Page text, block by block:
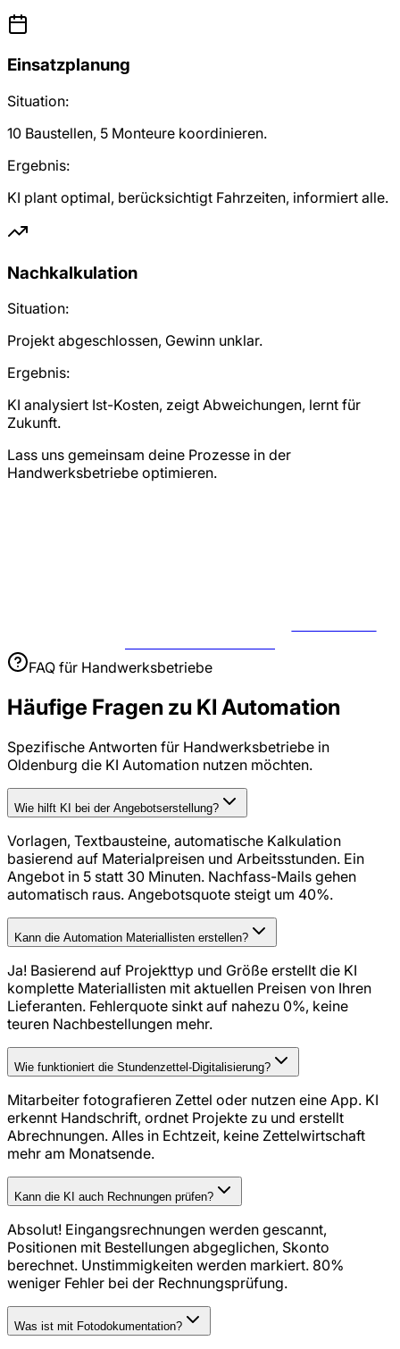
Einsatzplanung
Situation:
10 Baustellen, 5 Monteure koordinieren.
Ergebnis:
KI plant optimal, berücksichtigt Fahrzeiten, informiert alle.
Nachkalkulation
Situation:
Projekt abgeschlossen, Gewinn unklar.
Ergebnis:
KI analysiert Ist-Kosten, zeigt Abweichungen, lernt für
Zukunft.
Lass uns gemeinsam deine Prozesse in der
Handwerksbetriebe optimieren.
FAQ für Handwerksbetriebe
Häufige Fragen zu KI Automation
Spezifische Antworten für Handwerksbetriebe in
Oldenburg die KI Automation nutzen möchten.
Wie hilft KI bei der Angebotserstellung?
Vorlagen, Textbausteine, automatische Kalkulation
basierend auf Materialpreisen und Arbeitsstunden. Ein
Angebot in 5 statt 30 Minuten. Nachfass-Mails gehen
automatisch raus. Angebotsquote steigt um 40%.
Kann die Automation Materiallisten erstellen?
Ja! Basierend auf Projekttyp und Größe erstellt die KI
komplette Materiallisten mit aktuellen Preisen von Ihren
Lieferanten. Fehlerquote sinkt auf nahezu 0%, keine
teuren Nachbestellungen mehr.
Wie funktioniert die Stundenzettel-Digitalisierung?
Mitarbeiter fotografieren Zettel oder nutzen eine App. KI
erkennt Handschrift, ordnet Projekte zu und erstellt
Abrechnungen. Alles in Echtzeit, keine Zettelwirtschaft
mehr am Monatsende.
Kann die KI auch Rechnungen prüfen?
Absolut! Eingangsrechnungen werden gescannt,
Positionen mit Bestellungen abgeglichen, Skonto
berechnet. Unstimmigkeiten werden markiert. 80%
weniger Fehler bei der Rechnungsprüfung.
Was ist mit Fotodokumentation?